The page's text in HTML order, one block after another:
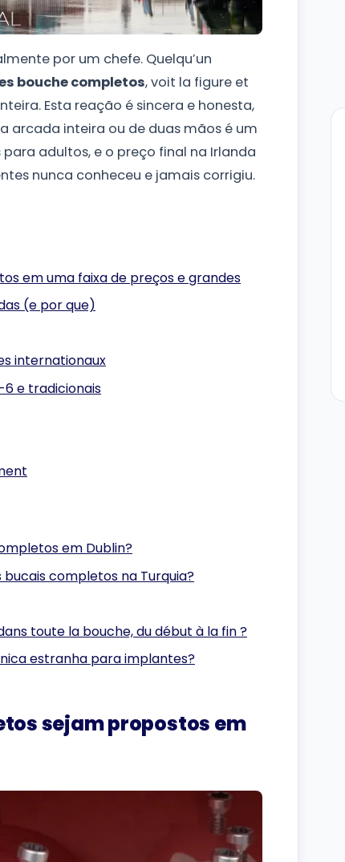
por um chefe. Quelqu’un
bouche completos, voit la figure et
Esta reação é sincera e honesta,
arcada inteira ou de duas mãos é um
adultos, e o preço final na Irlanda
nunca conheceu e jamais corrigiu.
em uma faixa de preços e grandes
(e por que)
internationaux
e tradicionais
em Dublin?
completos na Turquia?
toute la bouche, du début à la fin ?
estranha para implantes?
sejam propostos em